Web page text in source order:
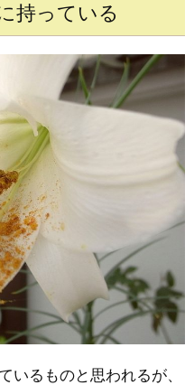
持っている
いるものと思われるが、